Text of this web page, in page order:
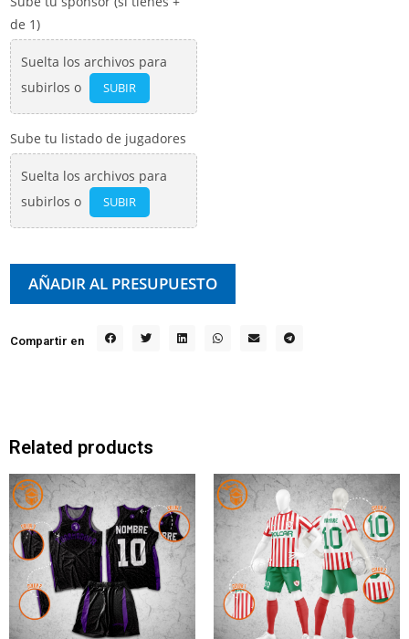
de 1)
Suelta los archivos para
subirlos o
SUBIR
Sube tu listado de jugadores
Suelta los archivos para
subirlos o
SUBIR
AÑADIR AL PRESUPUESTO
Compartir en
Related products